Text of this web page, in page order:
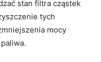
stan filtra cząstek
tych⁢
mocy⁤